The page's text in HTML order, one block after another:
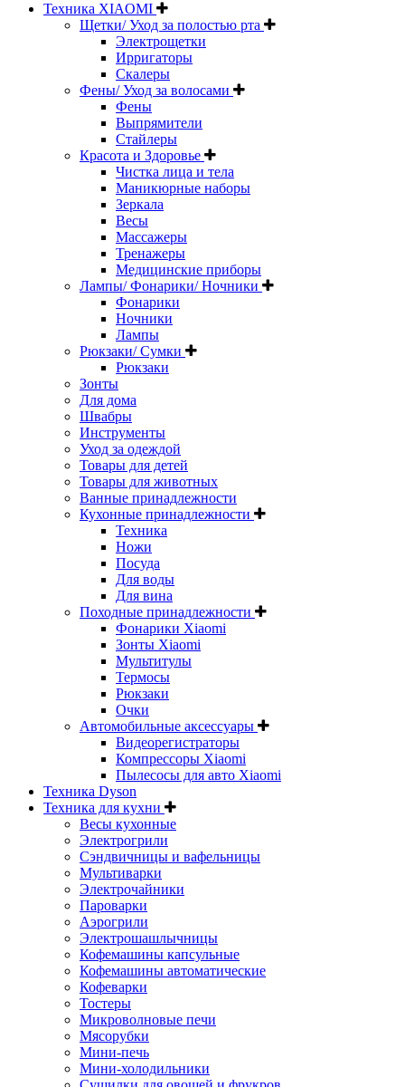
Техника XIAOMI
Щетки/ Уход за полостью рта
Электрощетки
Ирригаторы
Скалеры
Фены/ Уход за волосами
Фены
Выпрямители
Стайлеры
Красота и Здоровье
Чистка лица и тела
Маникюрные наборы
Зеркала
Весы
Массажеры
Тренажеры
Медицинские приборы
Лампы/ Фонарики/ Ночники
Фонарики
Ночники
Лампы
Рюкзаки/ Сумки
Рюкзаки
Зонты
Для дома
Швабры
Инструменты
Уход за одеждой
Товары для детей
Товары для животных
Ванные принадлежности
Кухонные принадлежности
Техника
Ножи
Посуда
Для воды
Для вина
Походные принадлежности
Фонарики Xiaomi
Зонты Xiaomi
Мультитулы
Термосы
Рюкзаки
Очки
Автомобильные аксессуары
Видеорегистраторы
Компрессоры Xiaomi
Пылесосы для авто Xiaomi
Техника Dyson
Техника для кухни
Весы кухонные
Электрогрили
Сэндвичницы и вафельницы
Мультиварки
Электрочайники
Пароварки
Аэрогрили
Электрошашлычницы
Кофемашины капсульные
Кофемашины автоматические
Кофеварки
Тостеры
Микроволновые печи
Мясорубки
Мини-печь
Мини-холодильники